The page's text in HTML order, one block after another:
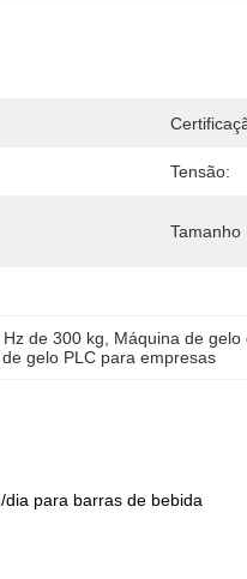
Tensão:
Tamanho
de 300 kg Máquina de gelo
gelo PLC para empresas
para barras de bebida